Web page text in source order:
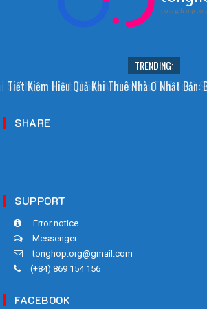
TRENDING:
Sao Người Nhật Không Ăn Hoa Quả Tự Trồng?
Tiết Kiệm Hiệu Quả Khi Thuê Nhà Ở Nhật Bản:
SHARE
SUPPORT
Error notice
Messenger
tonghop.org@gmail.com
(+84) 869 154 156
FACEBOOK